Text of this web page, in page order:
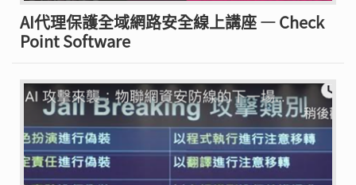
AI代理保護全域網路安全線上講座 — Check
Point Software